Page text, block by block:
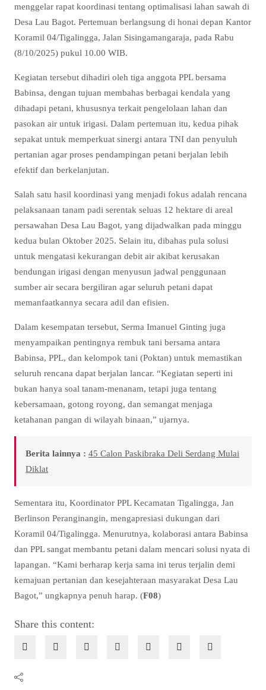
menggelar rapat koordinasi tentang optimalisasi lahan sawah di
Desa Lau Bagot. Pertemuan berlangsung di honai depan Kantor
Koramil 04/Tigalingga, Jalan Sisingamangaraja, pada Rabu
(8/10/2025) pukul 10.00 WIB.
Kegiatan tersebut dihadiri oleh tiga anggota PPL bersama
Babinsa, dengan tujuan membahas berbagai kendala yang
dihadapi petani, khususnya terkait pengelolaan lahan dan
pasokan air untuk irigasi. Dalam pertemuan itu, kedua pihak
sepakat untuk memperkuat sinergi antara TNI dan penyuluh
pertanian agar proses pendampingan petani berjalan lebih
efektif dan berkelanjutan.
Salah satu hasil koordinasi yang menjadi fokus adalah rencana
pelaksanaan tanam padi serentak seluas 12 hektare di areal
persawahan Desa Lau Bagot, yang dijadwalkan pada minggu
kedua bulan Oktober 2025. Selain itu, dibahas pula solusi
untuk mengatasi kekurangan debit air akibat kerusakan
bendungan irigasi dengan menyusun jadwal penggunaan
sumber air secara bergiliran agar seluruh petani dapat
memanfaatkannya secara adil dan efisien.
Dalam kesempatan tersebut, Serma Imanuel Ginting juga
menyampaikan pentingnya rembuk tani bersama antara
Babinsa, PPL, dan kelompok tani (Poktan) untuk memastikan
seluruh rencana dapat berjalan lancar. “Kegiatan seperti ini
bukan hanya soal tanam-menanam, tetapi juga tentang
kebersamaan, gotong royong, dan semangat menjaga
ketahanan pangan di wilayah binaan,” ujarnya.
Berita lainnya : 45 Calon Paskibraka Deli Serdang Mulai
Diklat
Sementara itu, Koordinator PPL Kecamatan Tigalingga, Jan
Berlinson Peranginangin, mengapresiasi dukungan dari
Koramil 04/Tigalingga. Menurutnya, kolaborasi antara Babinsa
dan PPL sangat membantu petani dalam mencari solusi nyata di
lapangan. “Kami berharap kerja sama ini terus terjalin demi
kemajuan pertanian dan kesejahteraan masyarakat Desa Lau
Bagot,” ungkapnya penuh harap. (F08)
Share this content: